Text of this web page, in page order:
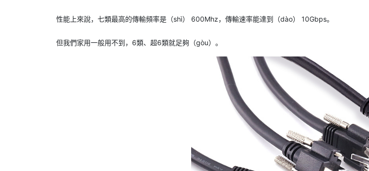
性能上來說，七類最高的傳輸頻率是（shì） 600Mhz，傳輸速率能達到（dào） 10Gbps。
但我們家用一般用不到，6類、超6類就足夠（gòu）。